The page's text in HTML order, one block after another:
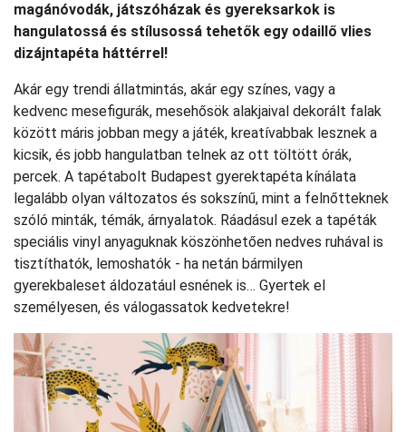
magánóvodák, játszóházak és gyereksarkok is
hangulatossá és stílusossá tehetők egy odaillő vlies
dizájntapéta háttérrel!
Akár egy trendi állatmintás, akár egy színes, vagy a
kedvenc mesefigurák, mesehősök alakjaival dekorált falak
között máris jobban megy a játék, kreatívabbak lesznek a
kicsik, és jobb hangulatban telnek az ott töltött órák,
percek. A tapétabolt Budapest gyerektapéta kínálata
legalább olyan változatos és sokszínű, mint a felnőtteknek
szóló minták, témák, árnyalatok. Ráadásul ezek a tapéták
speciális vinyl anyaguknak köszönhetően nedves ruhával is
tisztíthatók, lemoshatók - ha netán bármilyen
gyerekbaleset áldozatául esnének is… Gyertek el
személyesen, és válogassatok kedvetekre!